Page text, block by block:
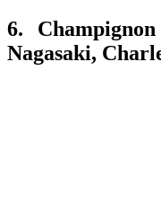
6.
Nagasaki,